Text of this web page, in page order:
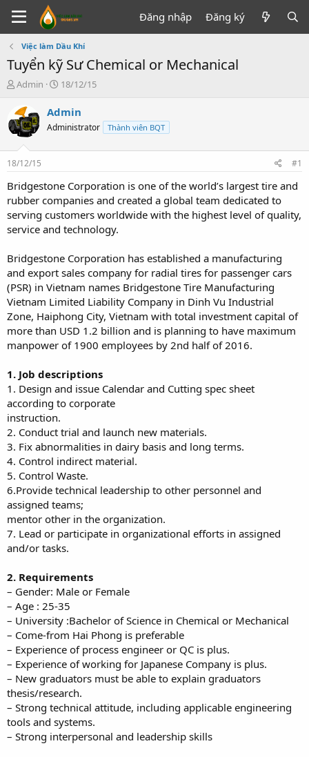
Đăng nhập Đăng ký
Việc làm Dầu Khí
Tuyển kỹ Sư Chemical or Mechanical
T
r
e
a
s
t
a
r
t
e
r
Admin
N
à
g
18/12/15
Admin
Administrator Thành viên BQT
18/12/15 #1
Bridgestone Corporation is one of the world’s largest tire and
rubber companies and created a global team dedicated to
serving customers worldwide with the highest level of quality,
service and technology.
Bridgestone Corporation has established a manufacturing
and export sales company for radial tires for passenger cars
(PSR) in Vietnam names Bridgestone Tire Manufacturing
Vietnam Limited Liability Company in Dinh Vu Industrial
Zone, Haiphong City, Vietnam with total investment capital of
more than USD 1.2 billion and is planning to have maximum
manpower of 1900 employees by 2nd half of 2016.
1. Job descriptions
1. Design and issue Calendar and Cutting spec sheet
according to corporate
instruction.
2. Conduct trial and launch new materials.
3. Fix abnormalities in dairy basis and long terms.
4. Control indirect material.
5. Control Waste.
6.Provide technical leadership to other personnel and
assigned teams;
mentor other in the organization.
7. Lead or participate in organizational efforts in assigned
and/or tasks.
2. Requirements
– Gender: Male or Female
– Age : 25-35
– University :Bachelor of Science in Chemical or Mechanical
– Come-from Hai Phong is preferable
– Experience of process engineer or QC is plus.
– Experience of working for Japanese Company is plus.
– New graduators must be able to explain graduators
thesis/research.
– Strong technical attitude, including applicable engineering
tools and systems.
– Strong interpersonal and leadership skills